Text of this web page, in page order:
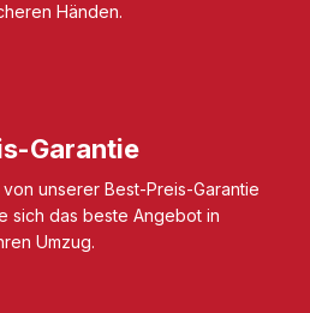
Händen.
Garantie
unserer Best-Preis-Garantie
sich das beste Angebot in
Umzug.